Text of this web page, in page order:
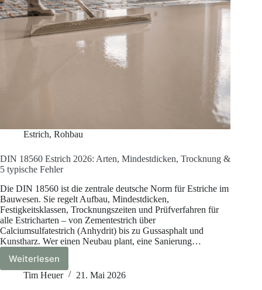
Estrich, Rohbau
DIN 18560 Estrich 2026: Arten, Mindestdicken, Trocknung &
5 typische Fehler
Die DIN 18560 ist die zentrale deutsche Norm für Estriche im
Bauwesen. Sie regelt Aufbau, Mindestdicken,
Festigkeitsklassen, Trocknungszeiten und Prüfverfahren für
alle Estricharten – von Zementestrich über
Calciumsulfatestrich (Anhydrit) bis zu Gussasphalt und
Kunstharz. Wer einen Neubau plant, eine Sanierung…
Weiterlesen
DIN
18560
Tim Heuer 21. Mai 2026